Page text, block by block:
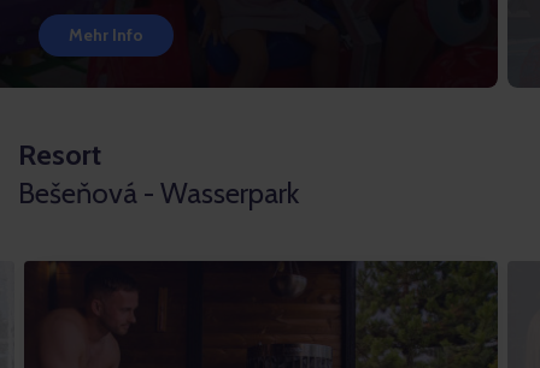
Mehr Info
Resort
Bešeňová - Wasserpark